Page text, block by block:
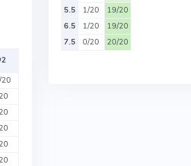
5.5
1/20
19/20
6.5
1/20
19/20
7.5
0/20 20/20